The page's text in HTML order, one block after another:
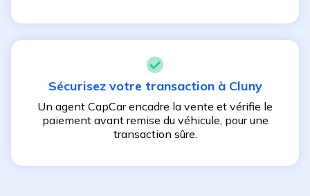
Sécurisez votre transaction à Cluny
Un agent CapCar encadre la vente et vérifie le
paiement avant remise du véhicule, pour une
transaction sûre.